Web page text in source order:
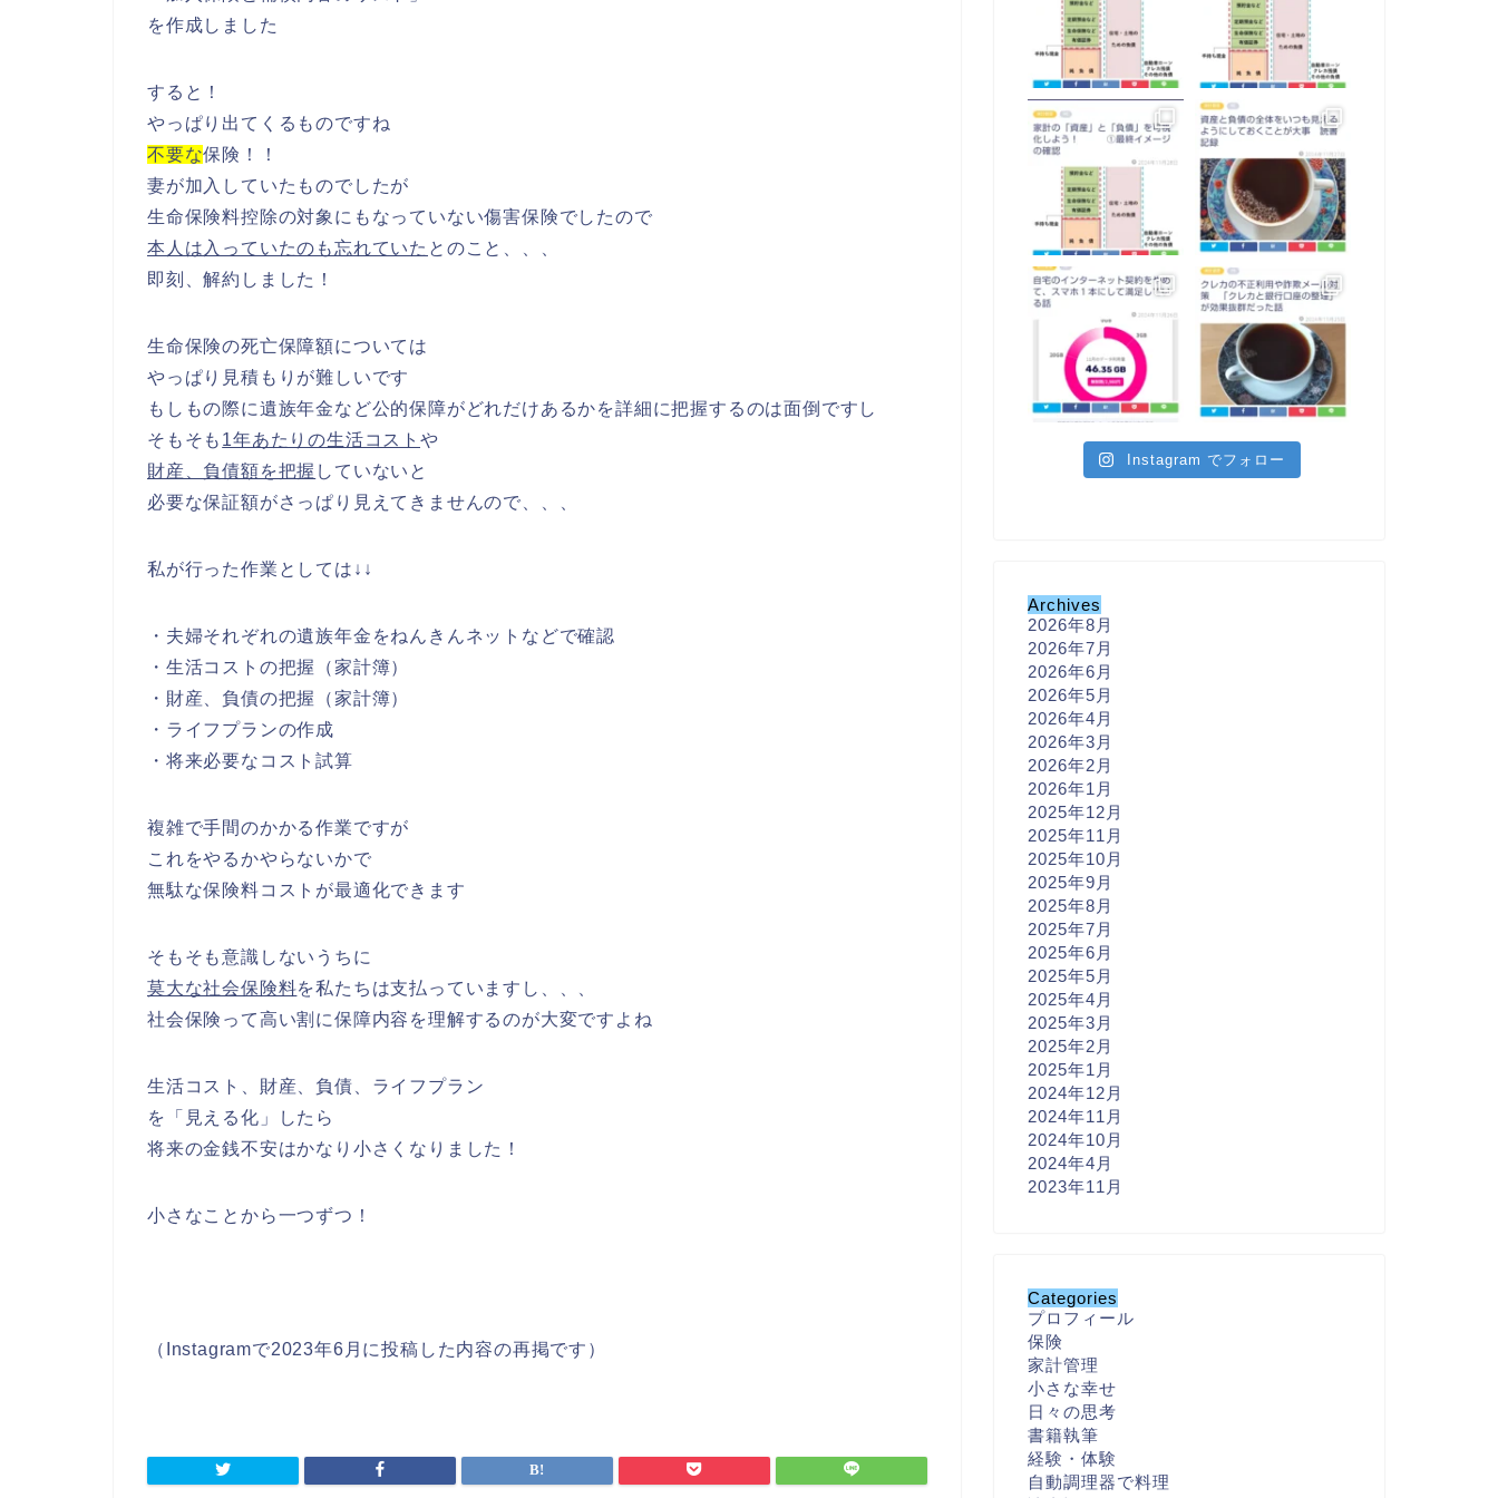
を作成しました
すると！
やっぱり出てくるものですね
不要な保険！！
妻が加入していたものでしたが
生命保険料控除の対象にもなっていない傷害保険でしたので
本人は入っていたのも忘れていた とのこと、、、
即刻、解約しました！
生命保険の死亡保障額については
やっぱり見積もりが難しいです
もしもの際に遺族年金など公的保障がどれだけあるかを詳細に把握するのは面倒ですし
そもそも 1年あたりの生活コストや
財産、負債額を把握 していないと
必要な保証額がさっぱり見えてきませんので、、、
私が行った作業としては↓↓
・夫婦それぞれの遺族年金をねんきんネットなどで確認
・生活コストの把握（家計簿）
・財産、負債の把握（家計簿）
・ライフプランの作成
・将来必要なコスト試算
複雑で手間のかかる作業ですが
これをやるかやらないかで
無駄な保険料コストが最適化できます
そもそも意識しないうちに
莫大な社会保険料を私たちは支払っていますし、、、
社会保険って高い割に保障内容を理解するのが大変ですよね
生活コスト、財産、負債、ライフプラン
を「見える化」したら
将来の金銭不安はかなり小さくなりました！
小さなことから一つずつ！
（Instagramで2023年6月に投稿した内容の再掲です）
Instagram でフォロー
Archives
2026年8月
2026年7月
2026年6月
2026年5月
2026年4月
2026年3月
2026年2月
2026年1月
2025年12月
2025年11月
2025年10月
2025年9月
2025年8月
2025年7月
2025年6月
2025年5月
2025年4月
2025年3月
2025年2月
2025年1月
2024年12月
2024年11月
2024年10月
2024年4月
2023年11月
Categories
プロフィール
保険
家計管理
小さな幸せ
日々の思考
書籍執筆
経験・体験
自動調理器で料理